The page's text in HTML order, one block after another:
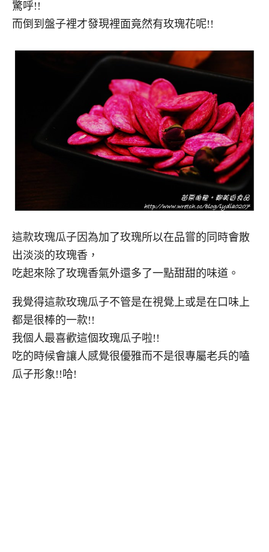
驚呼!!
而倒到盤子裡才發現裡面竟然有玫瑰花呢!!
這款玫瑰瓜子因為加了玫瑰所以在品嘗的同時會散
出淡淡的玫瑰香，
吃起來除了玫瑰香氣外還多了一點甜甜的味道。
我覺得這款玫瑰瓜子不管是在視覺上或是在口味上
都是很棒的一款!!
我個人最喜歡這個玫瑰瓜子啦!!
吃的時候會讓人感覺很優雅而不是很專屬老兵的嗑
瓜子形象!!哈!